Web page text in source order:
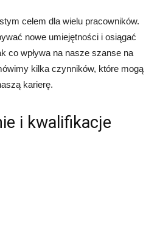
celem dla wielu pracowników.
nowe umiejętności i osiągać
co wpływa na nasze szanse na
kilka czynników, które mogą
karierę.
i kwalifikacje